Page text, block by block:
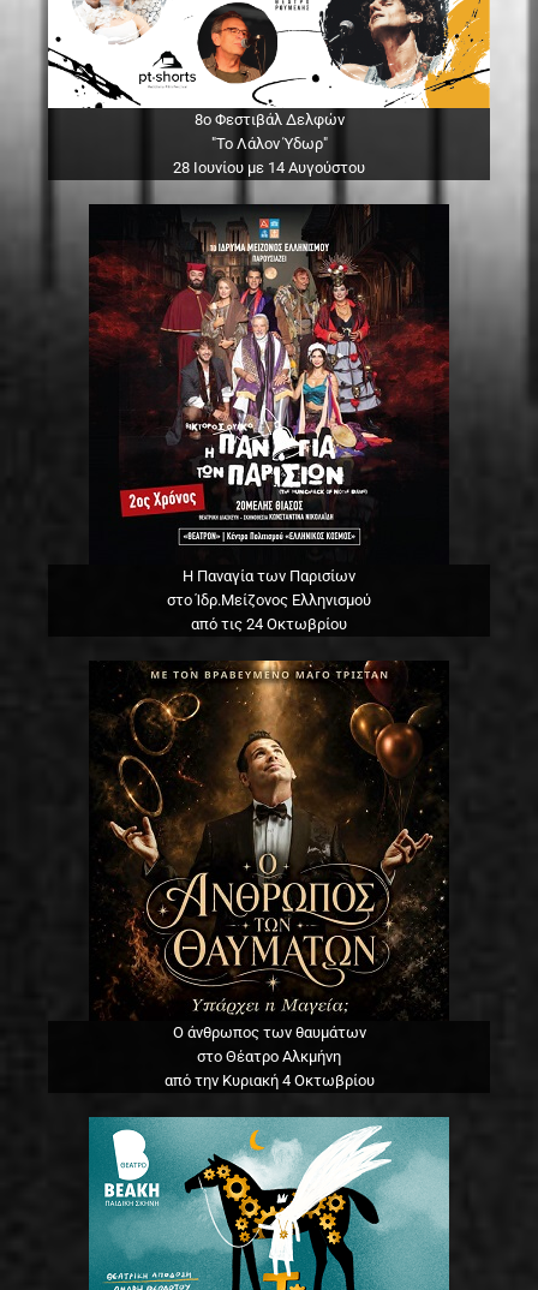
8ο Φεστιβάλ Δελφών
"Το Λάλον Ύδωρ"
28 Ιουνίου με 14 Αυγούστου
Η Παναγία των Παρισίων
στο Ίδρ.Μείζονος Ελληνισμού
από τις 24 Οκτωβρίου
Ο άνθρωπος των θαυμάτων
στο Θέατρο Αλκμήνη
από την Κυριακή 4 Οκτωβρίου